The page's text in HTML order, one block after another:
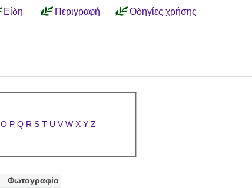
Είδη Περιγραφή Οδηγίες χρήσης
O P Q R S T U V W X Y Z
Φωτογραφία